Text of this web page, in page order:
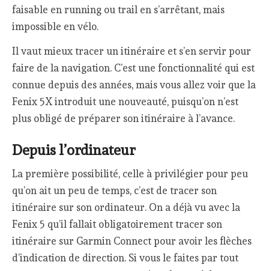
faisable en running ou trail en s’arrêtant, mais
impossible en vélo.
Il vaut mieux tracer un itinéraire et s’en servir pour
faire de la navigation. C’est une fonctionnalité qui est
connue depuis des années, mais vous allez voir que la
Fenix 5X introduit une nouveauté, puisqu’on n’est
plus obligé de préparer son itinéraire à l’avance.
Depuis l’ordinateur
La première possibilité, celle à privilégier pour peu
qu’on ait un peu de temps, c’est de tracer son
itinéraire sur son ordinateur. On a déjà vu avec la
Fenix 5 qu’il fallait obligatoirement tracer son
itinéraire sur Garmin Connect pour avoir les flèches
d’indication de direction. Si vous le faites par tout